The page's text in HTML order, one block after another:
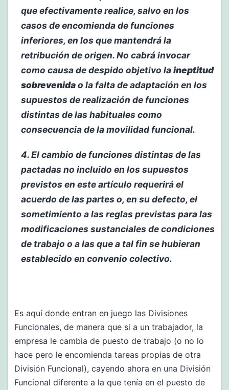
que efectivamente realice, salvo en los
casos de encomienda de funciones
inferiores, en los que mantendrá la
retribución de origen. No cabrá invocar
como causa de despido objetivo laineptitud
sobrevenidao la falta de adaptación en los
supuestos de realización de funciones
distintas de las habituales como
consecuencia de la movilidad funcional.
4. El cambio de funciones distintas de las
pactadas no incluido en los supuestos
previstos en este artículo requerirá el
acuerdo de las partes o, en su defecto, el
sometimiento a las reglas previstas para las
modificaciones sustanciales de condiciones
de trabajo o a las que a tal fin se hubieran
establecido en convenio colectivo.
Es aquí donde entran en juego las Divisiones
Funcionales, de manera que si a un trabajador, la
empresa le cambia de puesto de trabajo (o no lo
hace pero le encomienda tareas propias de otra
División Funcional), cayendo ahora en una División
Funcional diferente a la que tenía en el puesto de